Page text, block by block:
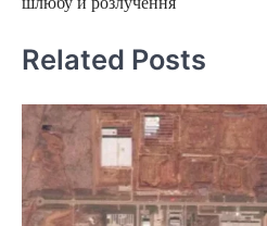
Related Posts